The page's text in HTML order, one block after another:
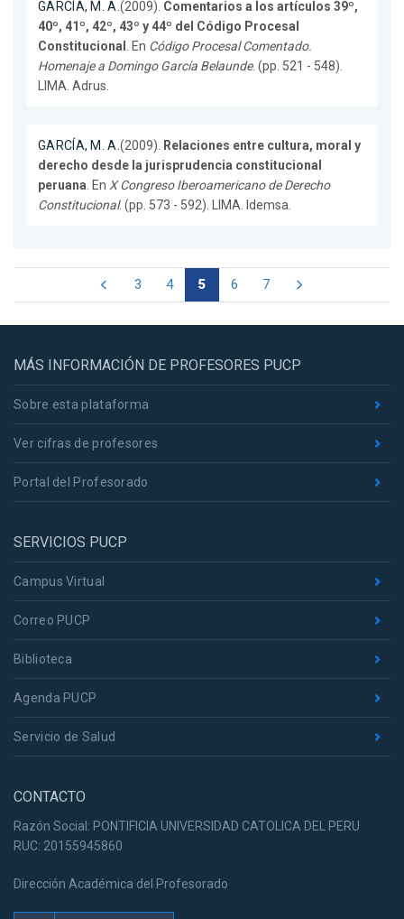
GARCÍA, M. A.(2009). Comentarios a los artículos 39º,
40º, 41º, 42º, 43º y 44º del Código Procesal
Constitucional . En Código Procesal Comentado.
Homenaje a Domingo García Belaunde. (pp. 521 - 548).
LIMA. Adrus.
GARCÍA, M. A.(2009). Relaciones entre cultura, moral y
derecho desde la jurisprudencia constitucional
peruana. En X Congreso Iberoamericano de Derecho
Constitucional. (pp. 573 - 592). LIMA. Idemsa.
3 4 5 6 7
MÁS INFORMACIÓN DE PROFESORES PUCP
Sobre esta plataforma
Ver cifras de profesores
Portal del Profesorado
SERVICIOS PUCP
Campus Virtual
Correo PUCP
Biblioteca
Agenda PUCP
Servicio de Salud
CONTACTO
Razón Social: PONTIFICIA UNIVERSIDAD CATOLICA DEL PERU
RUC: 20155945860
Dirección Académica del Profesorado